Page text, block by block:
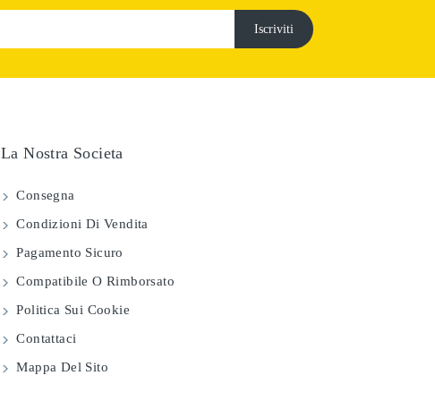
La Nostra Societa
Consegna
Condizioni Di Vendita
Pagamento Sicuro
Compatibile O Rimborsato
Politica Sui Cookie
Contattaci
Mappa Del Sito